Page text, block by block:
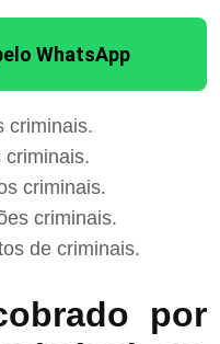
WhatsApp
criminais.
criminais.
criminais.
criminais.
de criminais.
por